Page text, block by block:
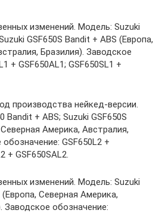
изменений. Модель: Suzuki
GSF650S Bandit + ABS (Европа,
Бразилия). Заводское
+ GSF650AL1; GSF650SL1 +
производства нейкед-версии.
Bandit + ABS; Suzuki GSF650S
Америка, Австралия,
GSF650L2 +
+ GSF650SAL2.
изменений. Модель: Suzuki
(Европа, Северная Америка,
Заводское обозначение: